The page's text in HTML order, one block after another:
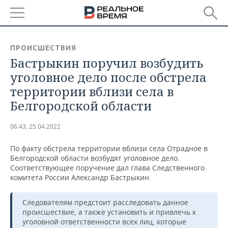
БАШКОРТОСТАН
ТАТАРСТАН
УДМУРТИЯ
НОВОСТИ
АНАЛИТИКА
НОВОСТИ АНАЛИТИКИ
ДЕКЛАРАЦИИ О ДОХОДАХ
КОРОЛИ ГОСЗАКАЗА ПФО
ВУЗЫ ТАТАРСТАНА
КОМУ ПРИНАДЛЕЖАТ
ТОРГОВЫЕ ЦЕНТРЫ
ТАТАРСТАНА
ЭКОНОМИКА
НОВОСТИ ЭКОНОМИКИ
ФИНАНСЫ
БАНКИ
БЮДЖЕТ
ИНВЕСТИЦИИ
ПРОМЫШЛЕННОСТЬ
НОВОСТИ
ПРОМЫШЛЕННОСТИ
МАШИНОСТРОЕНИЕ
НЕДВИЖИМОСТЬ
НОВОСТИ НЕДВИЖИМОСТИ
АВТО
НОВОСТИ АВТО
БИЗНЕС
НОВОСТИ БИЗНЕСА
ТЕХНОЛОГИИ
ПРОИСШЕСТВИЯ
Бастрыкин поручил возбудить
уголовное дело после обстрела
территории вблизи села в
Белгородской области
06:43, 25.04.2022
По факту обстрела территории вблизи села Отрадное в
Белгородской области возбудят уголовное дело.
Соответствующее поручение дал глава Следственного
комитета России Александр Бастрыкин.
Следователям предстоит расследовать данное
происшествие, а также установить и привлечь к
уголовной ответственности всех лиц, которые